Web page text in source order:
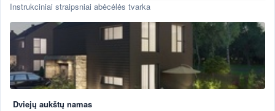
Instrukciniai straipsniai abėcėlės tvarka
Dviejų aukštų namas